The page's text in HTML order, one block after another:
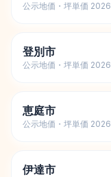
公示地価・坪単価 2026
登別市
公示地価・坪単価 2026
恵庭市
公示地価・坪単価 2026
伊達市